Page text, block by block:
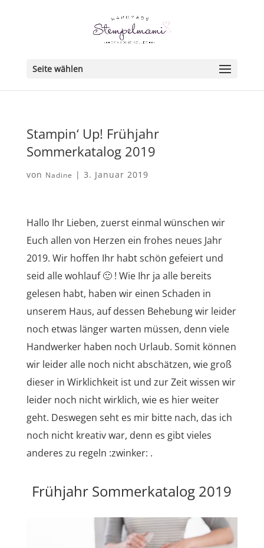
Seite wählen
Stampin‘ Up! Frühjahr
Sommerkatalog 2019
von Nadine | 3. Januar 2019
Hallo Ihr Lieben, zuerst einmal wünschen wir
Euch allen von Herzen ein frohes neues Jahr
2019. Wir hoffen Ihr habt schön gefeiert und
seid alle wohlauf 🙂 ! Wie Ihr ja alle bereits
gelesen habt, haben wir einen Schaden in
unserem Haus, auf dessen Behebung wir leider
noch etwas länger warten müssen, denn viele
Handwerker haben noch Urlaub. Somit können
wir leider alle noch nicht abschätzen, wie groß
dieser in Wirklichkeit ist und zur Zeit wissen wir
leider noch nicht wirklich, wie es hier weiter
geht. Deswegen seht es mir bitte nach, das ich
noch nicht kreativ war, denn es gibt vieles
anderes zu regeln :zwinker: .
Frühjahr Sommerkatalog 2019